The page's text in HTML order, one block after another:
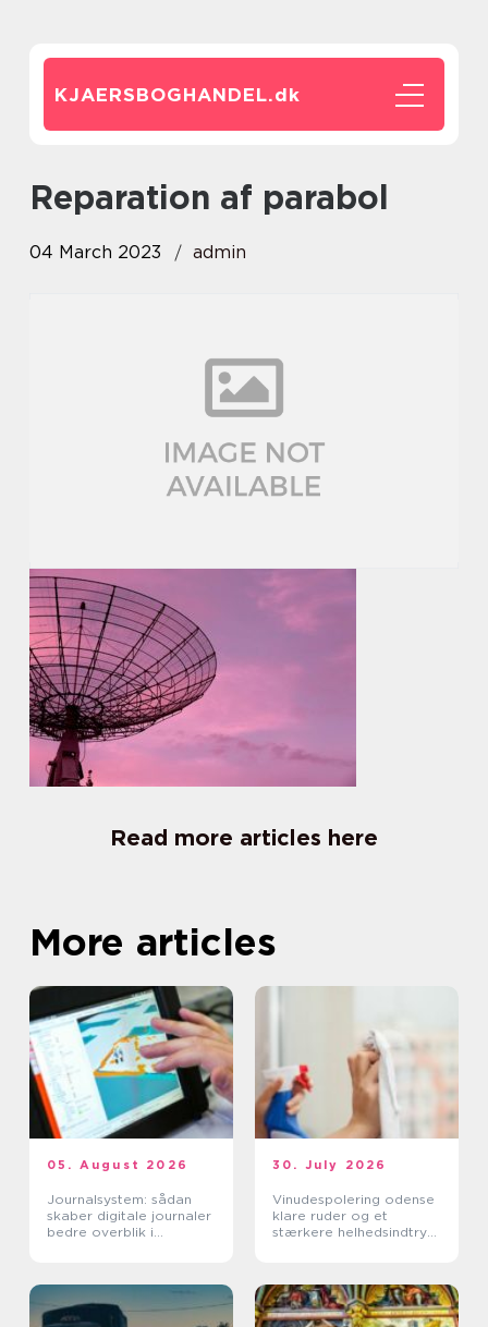
KJAERSBOGHANDEL.dk
reparation af parabol
04 March 2023 admin
Read more articles here
More articles
05. August 2026
Journalsystem: sådan
skaber digitale journaler
bedre overblik i
30. July 2026
Vinudespolering odense
klare ruder og et
stærkere helhedsindtryk